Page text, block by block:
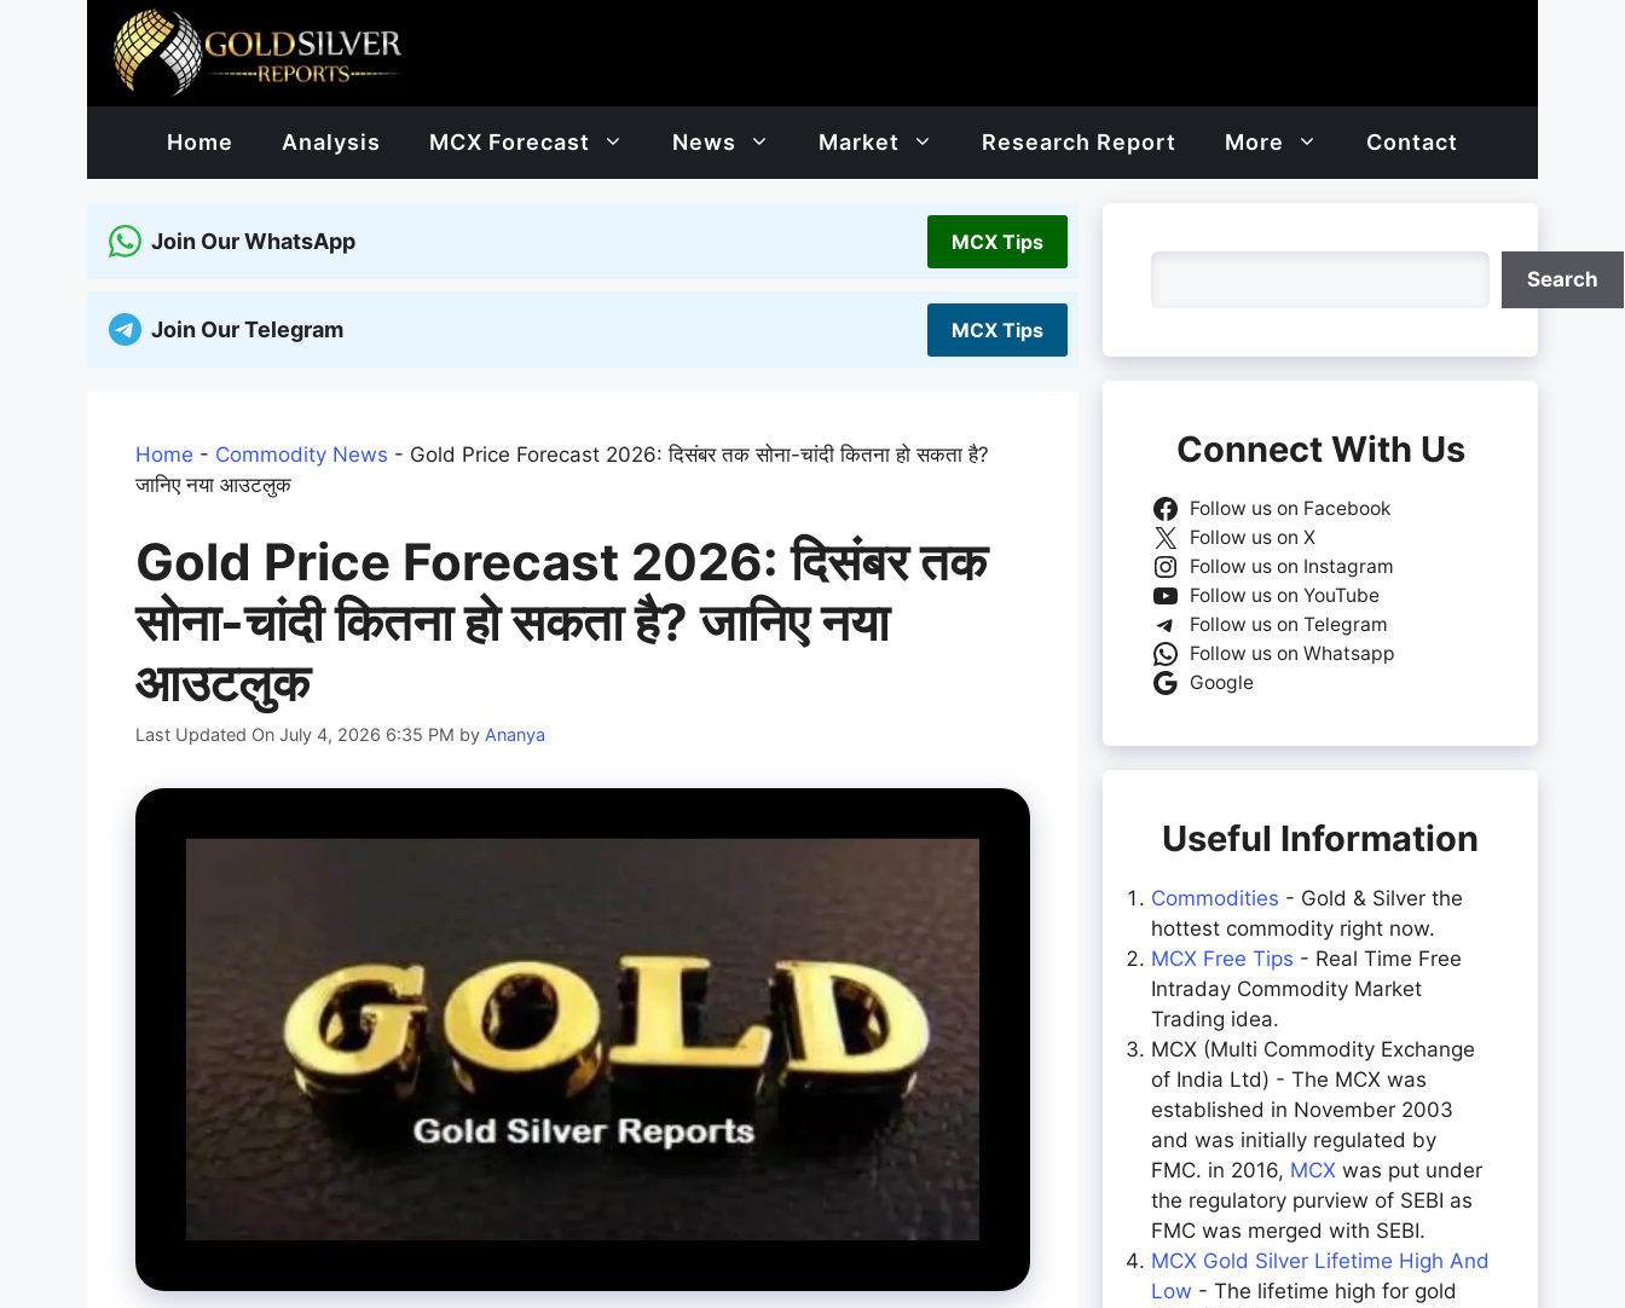
Home Analysis MCX Forecast News Market Research Report More Contact
Join Our WhatsApp MCX Tips
Join Our Telegram MCX Tips
Home - Commodity News - Gold Price Forecast 2026: दिसंबर तक सोना-चांदी कितना हो सकता है?
जानिए नया आउटलुक
Gold Price Forecast 2026: दिसंबर तक
सोना-चांदी कितना हो सकता है? जानिए नया
आउटलुक
Last Updated On July 4, 2026 6:35 PM by Ananya
Search
Connect With Us
Follow us on Facebook
Follow us on X
Follow us on Instagram
Follow us on YouTube
Follow us on Telegram
Follow us on Whatsapp
Google
Useful Information
Commodities - Gold & Silver the
hottest commodity right now.
MCX Free Tips - Real Time Free
Intraday Commodity Market
Trading idea.
MCX (Multi Commodity Exchange
of India Ltd) - The MCX was
established in November 2003
and was initially regulated by
FMC. in 2016, MCX was put under
the regulatory purview of SEBI as
FMC was merged with SEBI.
MCX Gold Silver Lifetime High And
Low - The lifetime high for gold